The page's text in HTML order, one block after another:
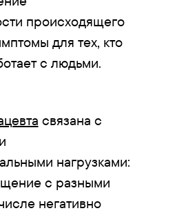
происходящего
для тех, кто
с людьми.
связана с
нагрузками:
с разными
негативно